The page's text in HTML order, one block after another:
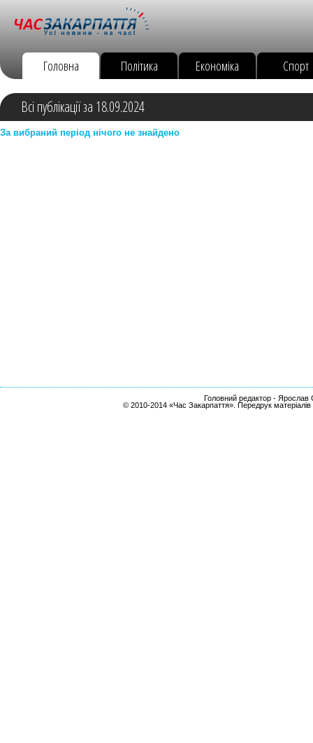
Головна Політика Економіка Спорт
Всі публікації за 18.09.2024
За вибраний період нічого не знайдено
Головний редактор - Ярослав
© 2010-2014 «Час Закарпаття». Передрук